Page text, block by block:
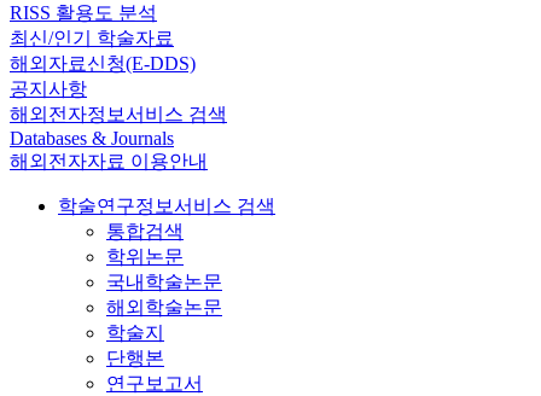
RISS 활용도 분석
최신/인기 학술자료
해외자료신청(E-DDS)
공지사항
해외전자정보서비스 검색
Databases & Journals
해외전자자료 이용안내
학술연구정보서비스 검색
통합검색
학위논문
국내학술논문
해외학술논문
학술지
단행본
연구보고서